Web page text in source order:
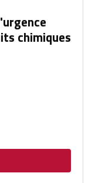
chimiques